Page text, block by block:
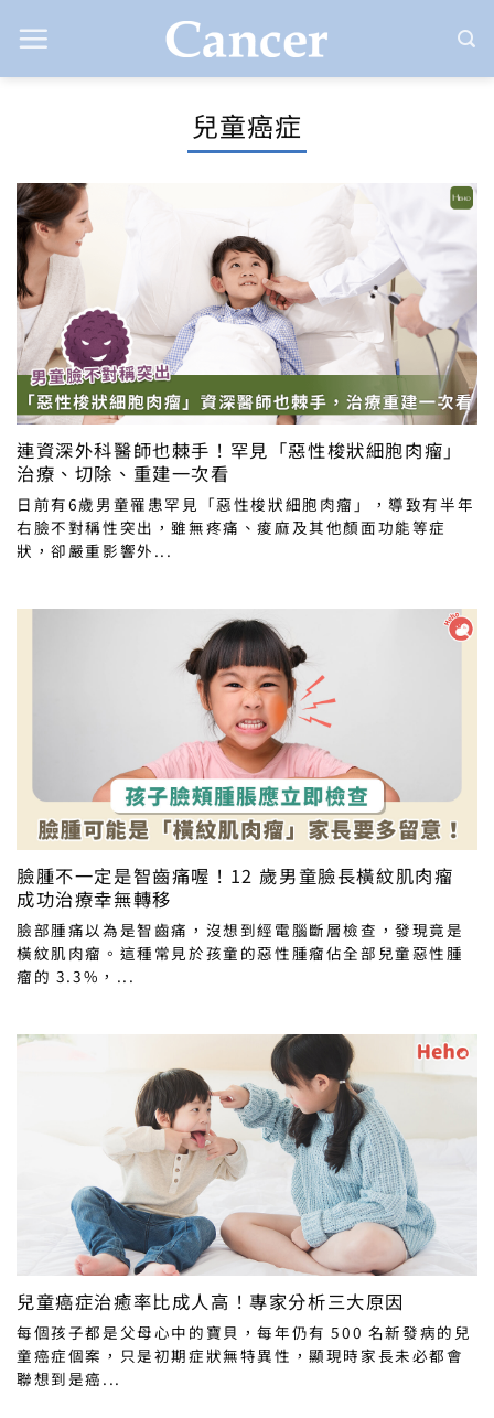
to
兒童癌症
連資深外科醫師也棘手！罕見「惡性梭狀細胞肉瘤」
治療、切除、重建一次看
日前有6歲男童罹患罕見「惡性梭狀細胞肉瘤」，導致有半年
右臉不對稱性突出，雖無疼痛、痠麻及其他顏面功能等症
狀，卻嚴重影響外...
臉腫不一定是智齒痛喔！12 歲男童臉長橫紋肌肉瘤
成功治療幸無轉移
臉部腫痛以為是智齒痛，沒想到經電腦斷層檢查，發現竟是
橫紋肌肉瘤。這種常見於孩童的惡性腫瘤佔全部兒童惡性腫
瘤的 3.3%，...
兒童癌症治癒率比成人高！專家分析三大原因
每個孩子都是父母心中的寶貝，每年仍有 500 名新發病的兒
童癌症個案，只是初期症狀無特異性，顯現時家長未必都會
聯想到是癌...